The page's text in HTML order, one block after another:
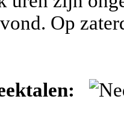
Op